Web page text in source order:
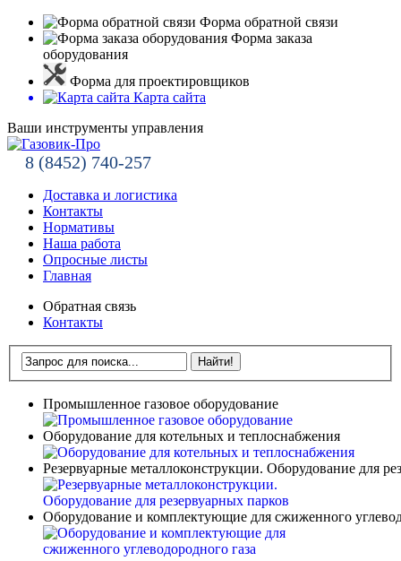
Форма обратной связи
Форма заказа
оборудования
Форма для проектировщиков
Карта сайта
Ваши инструменты управления
8 (8452) 740-257
Доставка и логистика
Контакты
Нормативы
Наша работа
Опросные листы
Главная
Обратная связь
Контакты
Промышленное газовое оборудование
Оборудование для котельных и теплоснабжения
Резервуарные металлоконструкции. Оборудование для
Оборудование и комплектующие для сжиженного